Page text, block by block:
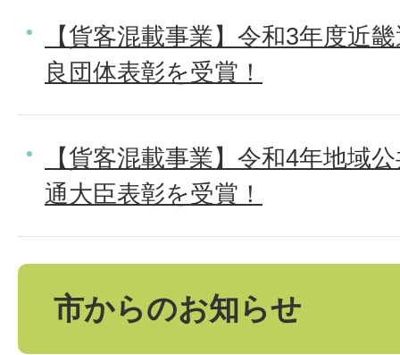
【貨客混載事業】令和3年度近
良団体表彰を受賞！
【貨客混載事業】令和4年地域
通大臣表彰を受賞！
市からのお知らせ